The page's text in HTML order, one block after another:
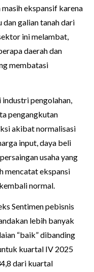
ekspansif karena
galian tanah dari
ini melambat,
daerah dan
membatasi
pengolahan,
pengangkutan
akibat normalisasi
input, daya beli
usaha yang
mencatat ekspansi
normal.
Sentimen pebisnis
lebih banyak
“baik” dibanding
kuartal IV 2025
dari kuartal